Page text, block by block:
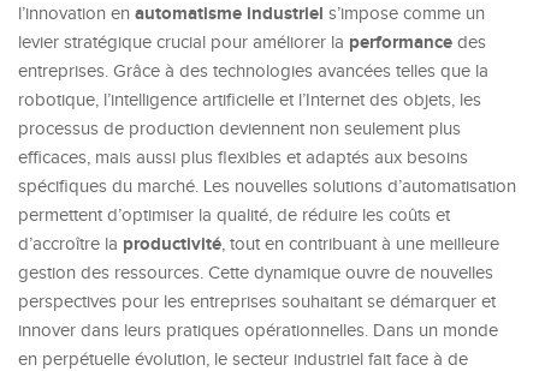
l’innovation en automatisme industriel s’impose comme un
levier stratégique crucial pour améliorer la performance des
entreprises. Grâce à des technologies avancées telles que la
robotique, l’intelligence artificielle et l’Internet des objets, les
processus de production deviennent non seulement plus
efficaces, mais aussi plus flexibles et adaptés aux besoins
spécifiques du marché. Les nouvelles solutions d’automatisation
permettent d’optimiser la qualité, de réduire les coûts et
d’accroître la productivité, tout en contribuant à une meilleure
gestion des ressources. Cette dynamique ouvre de nouvelles
perspectives pour les entreprises souhaitant se démarquer et
innover dans leurs pratiques opérationnelles. Dans un monde
en perpétuelle évolution, le secteur industriel fait face à de